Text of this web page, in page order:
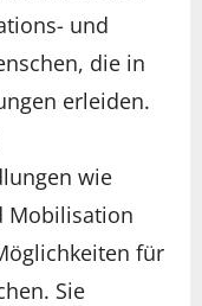
und
die in
erleiden.
wie
Mobilisation
für
Sie